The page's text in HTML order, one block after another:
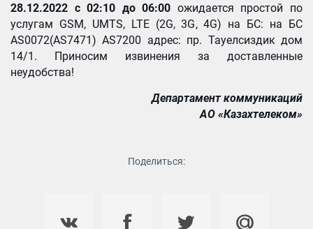
28.12.2022 с 02:10 до 06:00 ожидается простой по
услугам GSM, UMTS, LTE (2G, 3G, 4G) на БС: на БС
AS0072(AS7471) AS7200 адрес: пр. Тауелсиздик дом
14/1. Приносим извинения за доставленные
неудобства!
Департамент коммуникаций
АО «Казахтелеком»
Поделиться: